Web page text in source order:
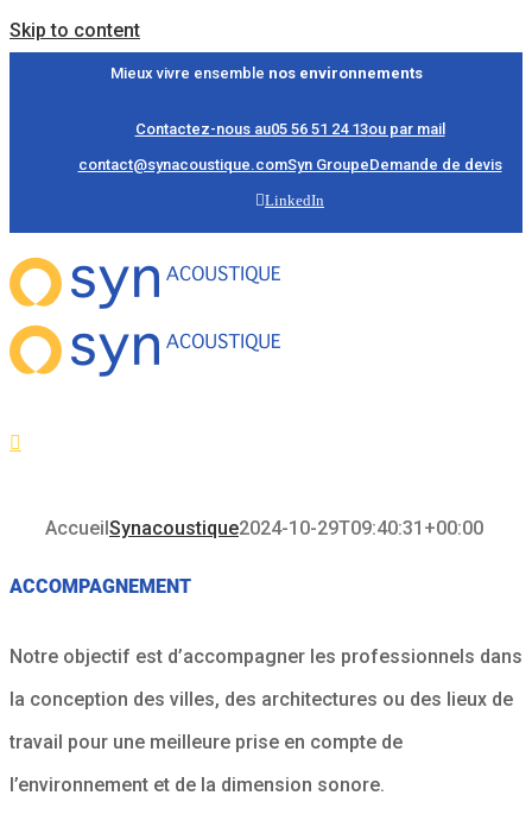
Skip to content
Mieux vivre ensemble nos environnements
Contactez-nous au05 56 51 24 13ou par mail
contact@synacoustique.comSyn GroupeDemande de devis
LinkedIn
AccueilSynacoustique2024-10-29T09:40:31+00:00
ACCOMPAGNEMENT
Notre objectif est d’accompagner les professionnels dans
la conception des villes, des architectures ou des lieux de
travail pour une meilleure prise en compte de
l’environnement et de la dimension sonore.